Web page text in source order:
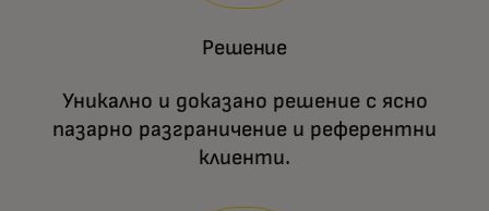
Решение
Уникално и доказано решение с ясно
пазарно разграничение и референтни
клиенти.